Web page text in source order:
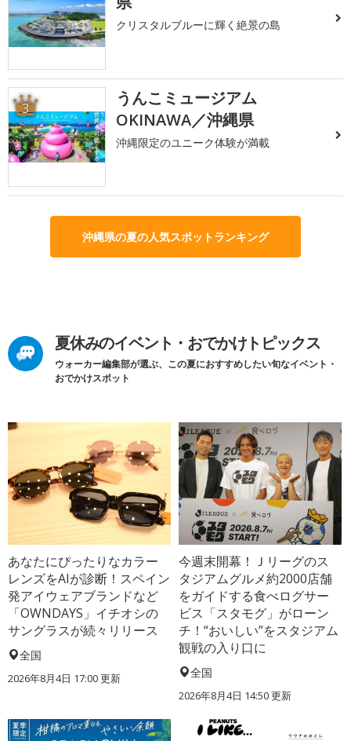
クリスタルブルーに輝く絶景の島
3
うんこミュージアム
OKINAWA／沖縄県
沖縄限定のユニーク体験が満載
沖縄県の夏の人気スポットランキング
夏休みのイベント・おでかけトピックス
ウォーカー編集部が選ぶ、この夏におすすめしたい旬なイベント・
おでかけスポット
あなたにぴったりなカラー
レンズをAIが診断！スペイン
発アイウェアブランドなど
「OWNDAYS」イチオシの
サングラスが続々リリース
全国
2026年8月4日 17:00更新
今週末開幕！Ｊリーグのス
タジアムグルメ約2000店舗
をガイドする食べログサー
ビス「スタモグ」がローン
チ！“おいしい”をスタジアム
観戦の入り口に
全国
2026年8月4日 14:50更新